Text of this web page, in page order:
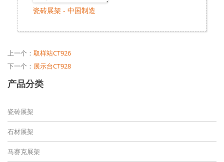
瓷砖展架 - 中国制造
上一个： 取样站CT926
下一个： 展示台CT928
产品分类
瓷砖展架
石材展架
马赛克展架